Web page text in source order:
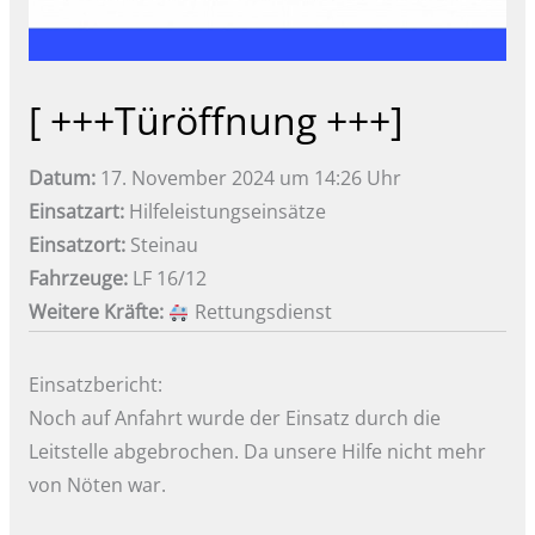
[ +++Türöffnung +++]
Datum:17. November 2024 um 14:26 Uhr
Einsatzart:Hilfeleistungseinsätze
Einsatzort:Steinau
Fahrzeuge:LF 16/12
Weitere Kräfte:
Rettungsdienst
Einsatzbericht:
Noch auf Anfahrt wurde der Einsatz durch die
Leitstelle abgebrochen. Da unsere Hilfe nicht mehr
von Nöten war.